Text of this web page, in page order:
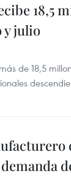
18,5
y julio
de 18,5